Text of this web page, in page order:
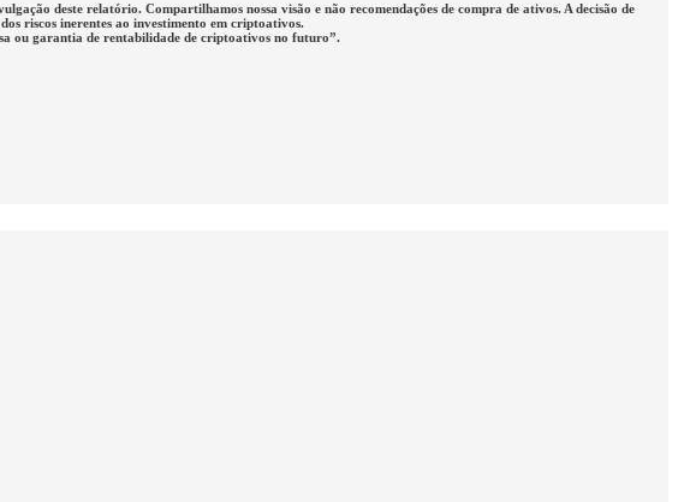
deste relatório. Compartilhamos nossa visão e não recomendações de compra de ativos. A decisão de
riscos inerentes ao investimento em criptoativos.
ou garantia de rentabilidade de criptoativos no futuro”.